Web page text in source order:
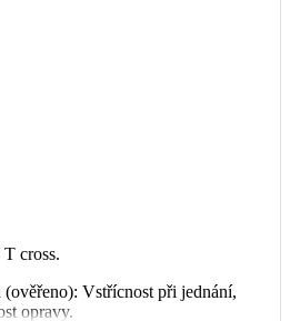
cross.
Vstřícnost při jednání,
opravy.